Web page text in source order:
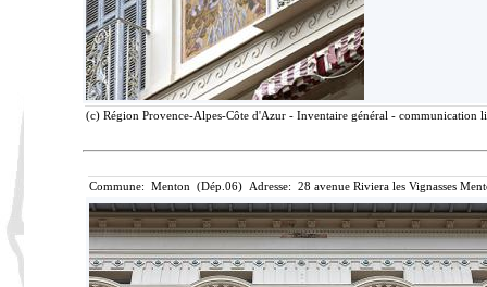
(c) Région Provence-Alpes-Côte d'Azur - Inventaire général - communication
Commune: Menton (Dép.06) Adresse: 28 avenue Riviera les Vignasses